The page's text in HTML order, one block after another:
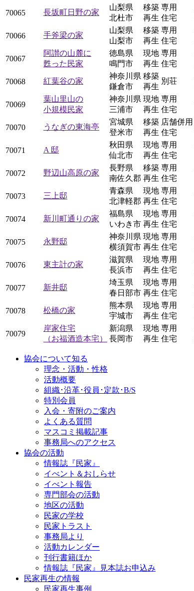
70065 長坂町日野の家
山梨県
北杜市
移築
再生
専用
住宅
70066 手斧梁の家
山梨県
山梨市
移築
再生
専用
住宅
70067
阿讃の山麓に
甦った民家
徳島県
鳴門市
現地
再生
専用
住宅
70068 紅葉谷の家
神奈川県
鎌倉市
移築
再生
別荘
70069
葉山里山の
小規模民家
神奈川県
三浦市
現地
再生
専用
住宅
70070 うなぎの東海亭
宮城県
登米市
移築
再生
店舗併用
住宅
70071 A 邸
秋田県
仙北市
現地
再生
専用
住宅
70072 野辺山高原の家
長野県
南佐久郡
移築
再生
専用
住宅
70073 三上邸
青森県
北津軽郡
現地
再生
専用
住宅
70074 新川町通りの家
福島県
いわき市
現地
再生
専用
住宅
70075 永野邸
神奈川県
横須賀市
現地
再生
専用
住宅
70076 東主計の家
滋賀県
長浜市
現地
再生
専用
住宅
70077 新井邸
埼玉県
春日部市
現地
再生
専用
住宅
70078 松橋の家
熊本県
宇城市
現地
再生
専用
住宅
70079
岸家住宅
（お福酒造本宅）
新潟県
長岡市
現地
再生
専用
住宅
協会について知る
理念・活動・性格
活動概要
組織･沿革･役員･定款･B/S
特別会員
入会・寄附のご案内
よくある質問
マスコミ掲載記事
事務局へのアクセス
協会の活動
情報誌『民家』
イべント＆おしらせ
イべント報告
専門部会の活動
地区の活動
民家の学校
民家トラスト
事務局より
活動カレンダー
刊行書籍ほか
情報誌『民家』見本誌お申込み
民家再生の情報
民家再生事例